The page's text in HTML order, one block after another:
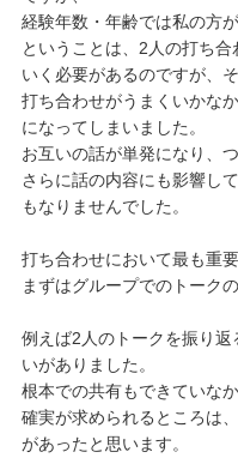
経験年数・年齢では私の方が
ということは、2人の打ち
いく必要があるのですが、
打ち合わせがうまくいかな
になってしまいました。
お互いの話が単発になり、
さらに話の内容にも影響し
もなりませんでした。
打ち合わせにおいて最も重
まずはグループでのトーク
例えば2人のトークを振り
いがありました。
根本での共有もできていな
確実が求められるところは
があったと思います。